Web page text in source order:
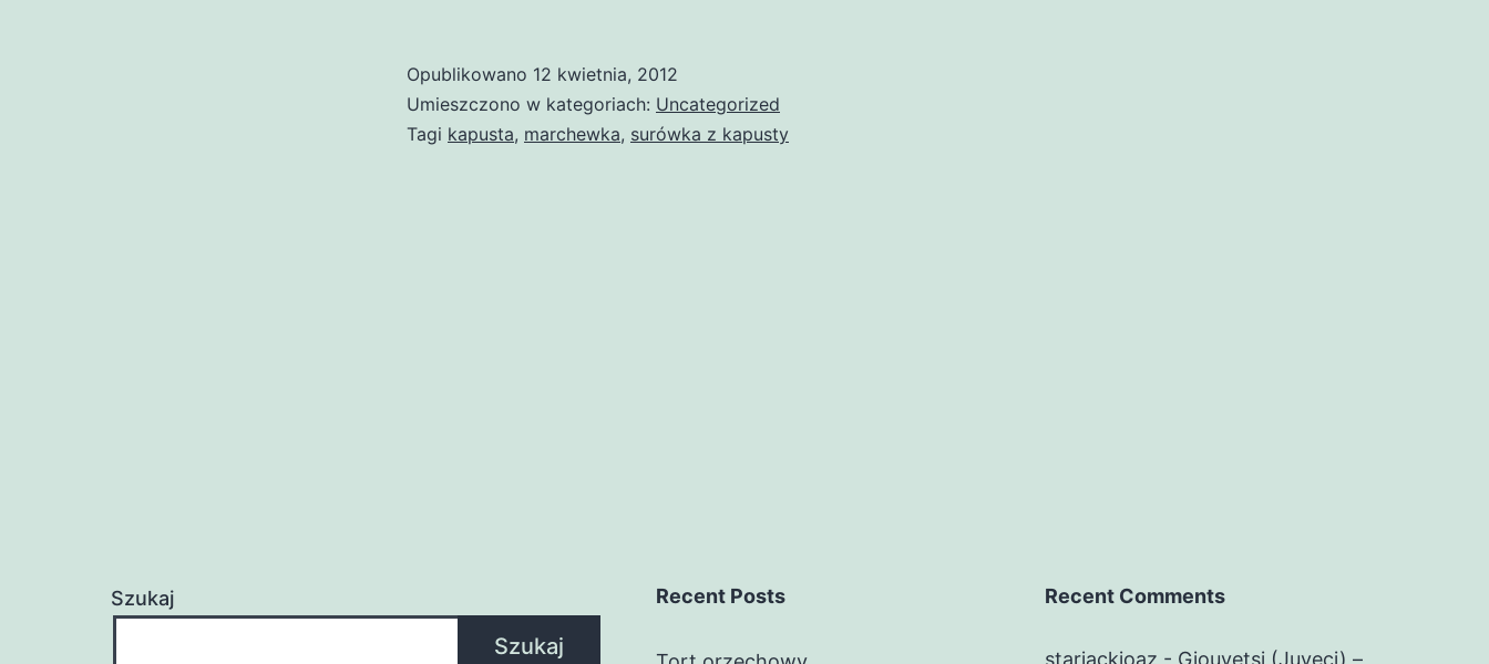
Opublikowano 12 kwietnia, 2012
Umieszczono w kategoriach: Uncategorized
Tagi kapusta, marchewka, surówka z kapusty
Szukaj
Szukaj
Recent Posts Recent Comments
starjackioaz - Giouvetsi (Juveci) –